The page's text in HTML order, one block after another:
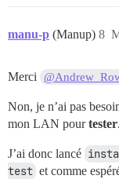
manu-p (Manup) 8
Merci
Non, je n’ai pas
mon LAN pourtester.
J’ai donc lancé
test et comme